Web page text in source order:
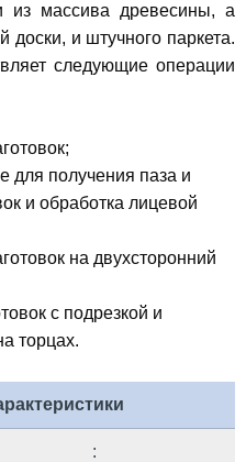
из массива древесины, а
доски, и штучного паркета.
следующие операции
для получения паза и
и обработка лицевой
на двухсторонний
с подрезкой и
торцах.
: